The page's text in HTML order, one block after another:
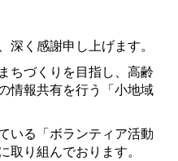
く感謝申し上げます。
ちづくりを目指し、高齢
情報共有を行う「小地域
いる「ボランティア活動
り組んでおります。